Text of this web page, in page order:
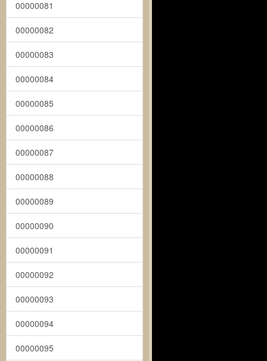
00000081
00000082
00000083
00000084
00000085
00000086
00000087
00000088
00000089
00000090
00000091
00000092
00000093
00000094
00000095